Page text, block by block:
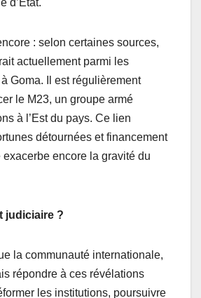
d’État.
: selon certaines sources,
actuellement parmi les
Goma. Il est régulièrement
le M23, un groupe armé
à l’Est du pays. Ce lien
détournées et financement
exacerbe encore la gravité du
judiciaire ?
la communauté internationale,
répondre à ces révélations
les institutions, poursuivre